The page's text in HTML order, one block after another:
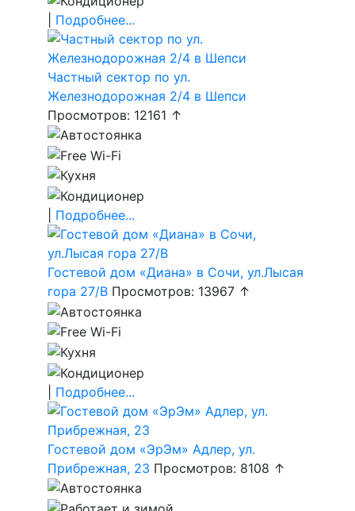
Подробнее...
Частный сектор по ул.
Железнодорожная 2/4 в Шепси
Просмотров: 12161 ↑
Подробнее...
Гостевой дом «Диана» в Сочи, ул.Лысая
гора 27/В Просмотров: 13967 ↑
Подробнее...
Гостевой дом «ЭрЭм» Адлер, ул.
Прибрежная, 23 Просмотров: 8108 ↑